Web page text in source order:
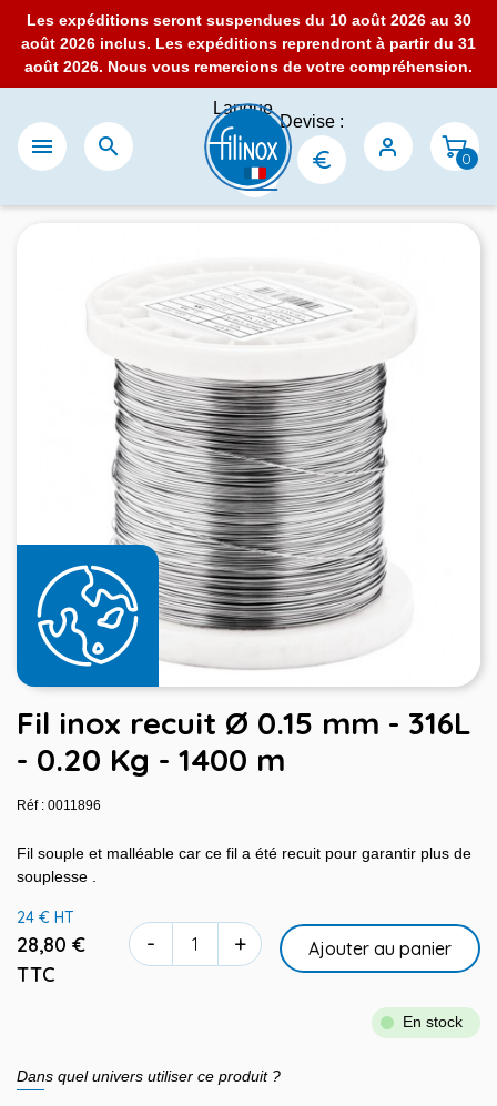
Les expéditions seront suspendues du 10 août 2026 au 30
août 2026 inclus. Les expéditions reprendront à partir du 31
août 2026. Nous vous remercions de votre compréhension.
 
Langue
:
Devise :
0
Fil inox recuit Ø 0.15 mm - 316L
- 0.20 Kg - 1400 m
Réf : 0011896
Fil souple et malléable car ce fil a été recuit pour garantir plus de
souplesse .
24 € HT
28,80 €
TTC
- + Ajouter au panier
En stock
Dans quel univers utiliser ce produit ?